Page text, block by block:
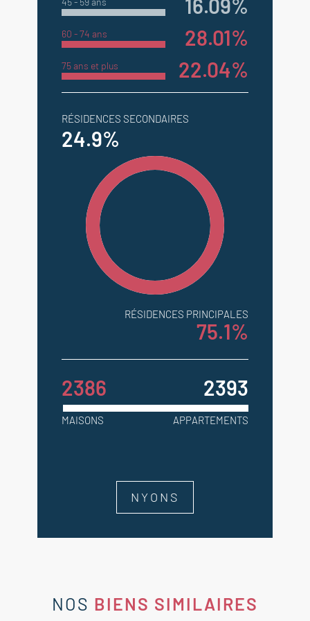
16.09%
60 - 74 ans 28.01%
75 ans et plus 22.04%
RÉSIDENCES SECONDAIRES
24.9%
RÉSIDENCES PRINCIPALES
75.1%
2386 2393
MAISONS APPARTEMENTS
NYONS
NOS BIENS SIMILAIRES